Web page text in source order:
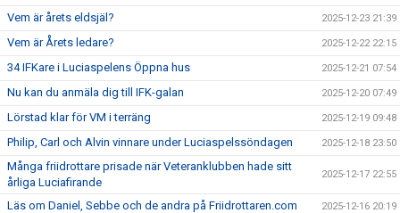
Vem är årets eldsjäl? 2025-12-23 21:39
Vem är Årets ledare? 2025-12-22 22:15
34 IFKare i Luciaspelens Öppna hus 2025-12-21 07:54
Nu kan du anmäla dig till IFK-galan 2025-12-20 07:49
Lörstad klar för VM i terräng 2025-12-19 09:48
Philip, Carl och Alvin vinnare under Luciaspelssöndagen 2025-12-18 23:50
Många friidrottare prisade när Veteranklubben hade sitt
årliga Luciafirande
2025-12-17 22:55
Läs om Daniel, Sebbe och de andra på Friidrottaren.com 2025-12-16 20:19